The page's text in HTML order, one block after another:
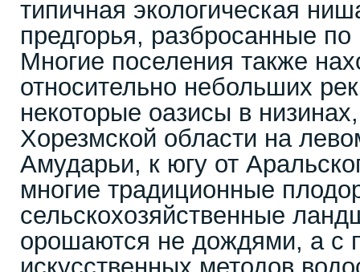
типичная экологическая
предгорья, разбросанные
Многие поселения также
относительно небольших
некоторые оазисы в
Хорезмской области на
Амударьи, к югу от
многие традиционные
сельскохозяйственные
орошаются не дождями, а с